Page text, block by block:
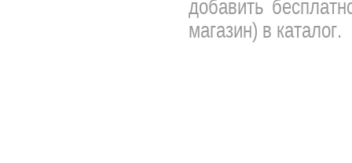
добавить
магазин) в каталог.